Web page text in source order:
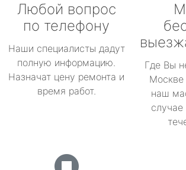
Любой вопрос
по телефону
Наши специалисты дадут
полную информацию.
Назначат цену ремонта и
время работ.
Где Вы
Москве
наш